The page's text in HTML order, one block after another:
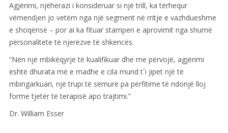
Agjërimi, njëherazi i konsideruar si një trill, ka tërhequr
vëmendjen jo vetëm nga një segment në rritje e vazhdueshme
e shoqërisë – por ai ka fituar stampen e aprovimit nga shumë
përsonalitete të njerëzve të shkencës.
“Nën një mbikëqyrje të kualifikuar dhe me përvojë, agjërimi
është dhurata më e madhe e cila mund t´i jipet një të
mbingarkuari, një trupi të sëmurë pa përfitime të ndonjë lloj
forme tjetër të terapisë apo trajtimi.”
Dr. William Esser